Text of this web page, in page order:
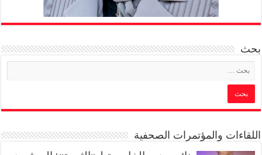
بحث
اللقاءات والمؤتمرات الصحفية